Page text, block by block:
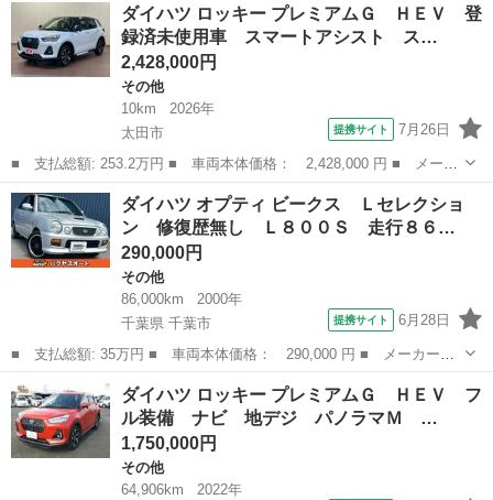
４ＷＤ 両側電動スライドドア・ＬＥＤヘッドライト・オートライ
ト・オート...
ダイハツ ロッキー プレミアムＧ ＨＥＶ 登
録済未使用車 スマートアシスト ス…
2,428,000円
その他
10km
2026年
太田市
提携サイト 7月26日
■ 支払総額: 253.2万円 ■ 車両本体価格： 2,428,000 円 ■ メーカ
ー名： ダイハツ ■ 車種名： ロッキー ■ グレード名： プレミ
アムＧ ＨＥＶ 登録済未使用車 スマートアシスト ステアリング
リモコン...
群馬 太田市 その他
ダイハツ オプティ ビークス Ｌセレクショ
ン 修復歴無し Ｌ８００Ｓ 走行８６…
290,000円
その他
86,000km
2000年
千葉県 千葉市
提携サイト 6月28日
■ 支払総額: 35万円 ■ 車両本体価格： 290,000 円 ■ メーカー
名： ダイハツ ■ 車種名： オプティ ■ グレード名： ビーク
ス Ｌセレクション 修復歴無し Ｌ８００Ｓ 走行８６０００キ
ロ 車ナビ・ＴＶ・バ...
千葉 千葉市 その他
ダイハツ ロッキー プレミアムＧ ＨＥＶ フ
ル装備 ナビ 地デジ パノラマＭ …
1,750,000円
その他
64,906km
2022年